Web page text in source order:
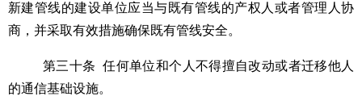
新建管线的建设单位应当与既有管线的产权人或者管理人协
商，并采取有效措施确保既有管线安全。
第三十条
任何单位和个人不得擅自改动或者迁移他人
的通信基础设施。